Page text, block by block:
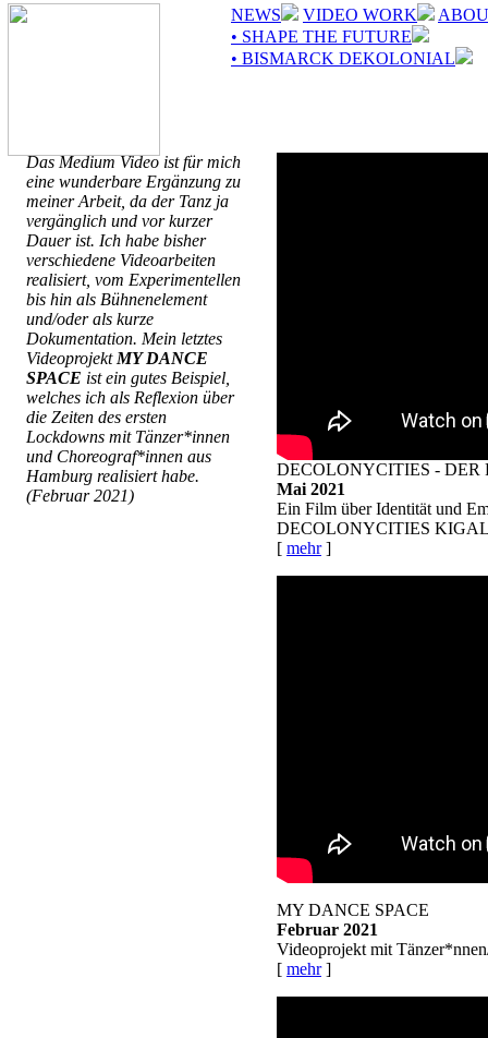
NEWS VIDEO WORK
• SHAPE THE FUTURE
• BISMARCK DEKOLONIAL
Das Medium Video ist für mich
eine wunderbare Ergänzung zu
meiner Arbeit, da der Tanz ja
vergänglich und vor kurzer
Dauer ist. Ich habe bisher
verschiedene Videoarbeiten
realisiert, vom Experimentellen
bis hin als Bühnenelement
und/oder als kurze
Dokumentation. Mein letztes
Videoprojekt MY DANCE
SPACE ist ein gutes Beispiel,
welches ich als Reflexion über
die Zeiten des ersten
Lockdowns mit Tänzer*innen
und Choreograf*innen aus
Hamburg realisiert habe.
(Februar 2021)
DECOLONYCITIES - DER
Mai 2021
Ein Film über Identität und
DECOLONYCITIES
[ mehr]
MY DANCE SPACE
Februar 2021
Videoprojekt mit
[ mehr]